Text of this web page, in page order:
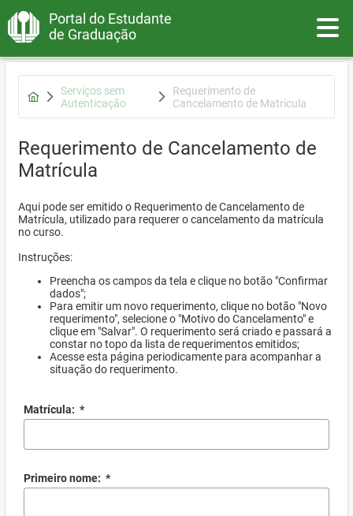
Portal do Estudante
de Graduação
Serviços sem
Autenticação
Requerimento de
Cancelamento de Matrícula
Requerimento de Cancelamento de
Matrícula
Aqui pode ser emitido o Requerimento de Cancelamento de
Matrícula, utilizado para requerer o cancelamento da matrícula
no curso.
Instruções:
Preencha os campos da tela e clique no botão "Confirmar
dados";
Para emitir um novo requerimento, clique no botão "Novo
requerimento", selecione o "Motivo do Cancelamento" e
clique em "Salvar". O requerimento será criado e passará a
constar no topo da lista de requerimentos emitidos;
Acesse esta página periodicamente para acompanhar a
situação do requerimento.
Matrícula: *
Primeiro nome: *